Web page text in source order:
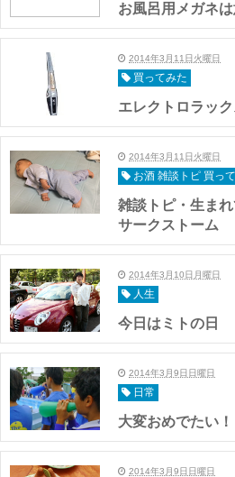
お風呂用メガネ
2014年3月11日火曜日
買ってみた
エレクトロラッ
2014年3月11日火曜日
お酒 雑談トピ 買っ
雑談トピ・生ま
サークストーム
2014年3月10日月曜日
人生
今日はミトの日
2014年3月9日日曜日
日常
大変おめでたい！
2014年3月9日日曜日